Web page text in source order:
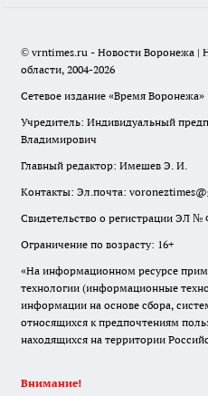
© vrntimes.ru - Новости Воронежа |
области, 2004-2026
Сетевое издание «Время Воронежа»
Учредитель: Индивидуальный
Владимирович
Главный редактор: Имешев Э. И.
Контакты: Эл.почта:
Свидетельство о регистрации ЭЛ №
Ограничение по возрасту: 16+
«На информационном ресурсе
технологии (информационные
информации на основе сбора,
относящихся к предпочтениям
находящихся на территории
Внимание!